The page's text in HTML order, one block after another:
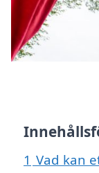
1 Vad kan